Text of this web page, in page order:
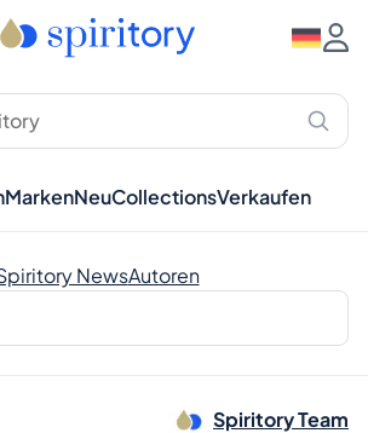
MarkenNeuCollectionsVerkaufen
NewsAutoren
Spiritory Team